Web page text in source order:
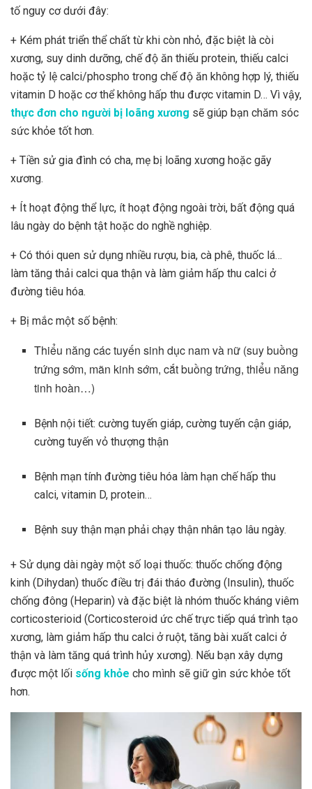
tố nguy cơ dưới đây:
+ Kém phát triển thể chất từ khi còn nhỏ, đặc biệt là còi
xương, suy dinh dưỡng, chế độ ăn thiếu protein, thiếu calci
hoặc tỷ lệ calci/phospho trong chế độ ăn không hợp lý, thiếu
vitamin D hoặc cơ thể không hấp thu được vitamin D… Vì vậy,
thực đơn cho người bị loãng xương sẽ giúp bạn chăm sóc
sức khỏe tốt hơn.
+ Tiền sử gia đình có cha, mẹ bị loãng xương hoặc gãy
xương.
+ Ít hoạt động thể lực, ít hoạt động ngoài trời, bất động quá
lâu ngày do bệnh tật hoặc do nghề nghiệp.
+ Có thói quen sử dụng nhiều rượu, bia, cà phê, thuốc lá…
làm tăng thải calci qua thận và làm giảm hấp thu calci ở
đường tiêu hóa.
+ Bị mắc một số bệnh:
Thiểu năng các tuyến sinh dục nam và nữ (suy buồng
trứng sớm, mãn kinh sớm, cắt buồng trứng, thiểu năng
tinh hoàn…)
Bệnh nội tiết: cường tuyến giáp, cường tuyến cận giáp,
cường tuyến vỏ thượng thận
Bệnh mạn tính đường tiêu hóa làm hạn chế hấp thu
calci, vitamin D, protein…
Bệnh suy thận mạn phải chạy thận nhân tạo lâu ngày.
+ Sử dụng dài ngày một số loại thuốc: thuốc chống động
kinh (Dihydan) thuốc điều trị đái tháo đường (Insulin), thuốc
chống đông (Heparin) và đặc biệt là nhóm thuốc kháng viêm
corticosterioid (Corticosteroid ức chế trực tiếp quá trình tạo
xương, làm giảm hấp thu calci ở ruột, tăng bài xuất calci ở
thận và làm tăng quá trình hủy xương). Nếu bạn xây dựng
được một lối sống khỏe cho mình sẽ giữ gìn sức khỏe tốt
hơn.